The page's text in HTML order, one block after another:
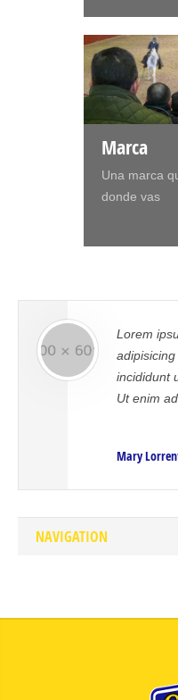
Marca
Una marca
donde vas
ipsum dolor sit amet,
elit, sed do eiusmod
ut labore et dolore
enim ad minim veniam, quis
NAVIGATION